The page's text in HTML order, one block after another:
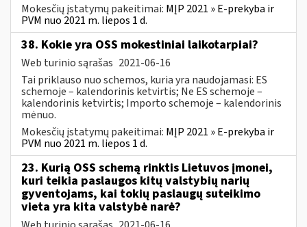
Mokesčių įstatymų pakeitimai: MĮP 2021 » E-prekyba ir
PVM nuo 2021 m. liepos 1 d.
38. Kokie yra OSS mokestiniai laikotarpiai?
Web turinio sąrašas 2021-06-16
Tai priklauso nuo schemos, kuria yra naudojamasi: ES
schemoje – kalendorinis ketvirtis; Ne ES schemoje –
kalendorinis ketvirtis; Importo schemoje – kalendorinis
mėnuo.
Mokesčių įstatymų pakeitimai: MĮP 2021 » E-prekyba ir
PVM nuo 2021 m. liepos 1 d.
23. Kurią OSS schemą rinktis Lietuvos įmonei,
kuri teikia paslaugos kitų valstybių narių
gyventojams, kai tokių paslaugų suteikimo
vieta yra kita valstybė narė?